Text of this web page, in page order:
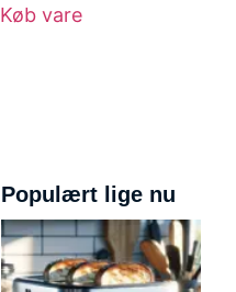
Køb vare
Populært lige nu